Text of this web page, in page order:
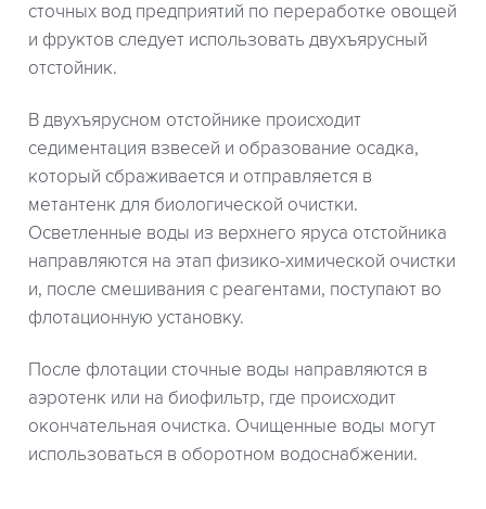
сточных вод предприятий по переработке овощей
и фруктов следует использовать двухъярусный
отстойник.
В двухъярусном отстойнике происходит
седиментация взвесей и образование осадка,
который сбраживается и отправляется в
метантенк для биологической очистки.
Осветленные воды из верхнего яруса отстойника
направляются на этап физико-химической очистки
и, после смешивания с реагентами, поступают во
флотационную установку.
После флотации сточные воды направляются в
аэротенк или на биофильтр, где происходит
окончательная очистка. Очищенные воды могут
использоваться в оборотном водоснабжении.